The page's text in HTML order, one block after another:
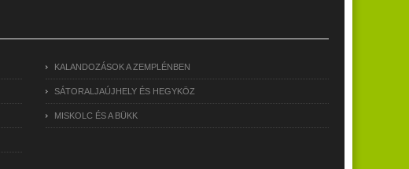
KALANDOZÁSOK A ZEMPLÉNBEN
SÁTORALJAÚJHELY ÉS HEGYKÖZ
MISKOLC ÉS A BÜKK